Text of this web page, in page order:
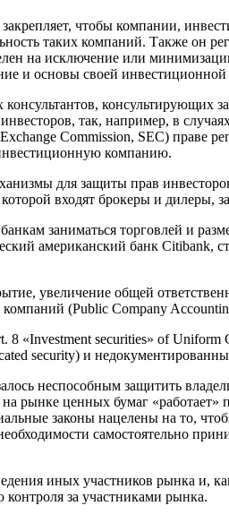
чтобы компании,
таких компаний. Также он
на исключение или
и основы своей инвестиционной
консультирующих
так, например, в
Commission, SEC) праве
компанию.
для защиты прав
которой входят брокеры и дилеры,
заниматься торговлей и
американский банк Citibank,
увеличение общей
(Public Company
8 «Investment securities» of Uniform
security) и
неспособным защитить
рынке ценных бумаг
законы нацелены на то,
самостоятельно
иных участников рынка и,
за участниками рынка.